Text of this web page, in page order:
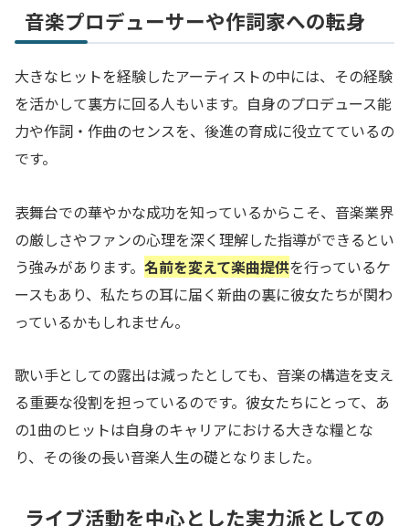
音楽プロデューサーや作詞家への転身
大きなヒットを経験したアーティストの中には、その経験
を活かして裏方に回る人もいます。自身のプロデュース能
力や作詞・作曲のセンスを、後進の育成に役立てているの
です。
表舞台での華やかな成功を知っているからこそ、音楽業界
の厳しさやファンの心理を深く理解した指導ができるとい
う強みがあります。 名前を変えて楽曲提供を行っているケ
ースもあり、私たちの耳に届く新曲の裏に彼女たちが関わ
っているかもしれません。
歌い手としての露出は減ったとしても、音楽の構造を支え
る重要な役割を担っているのです。彼女たちにとって、あ
の1曲のヒットは自身のキャリアにおける大きな糧とな
り、その後の長い音楽人生の礎となりました。
ライブ活動を中心とした実力派としての